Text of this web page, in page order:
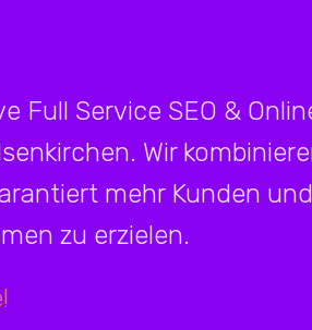
Full Service SEO &
Wir
mehr Kunden und
zu erzielen.